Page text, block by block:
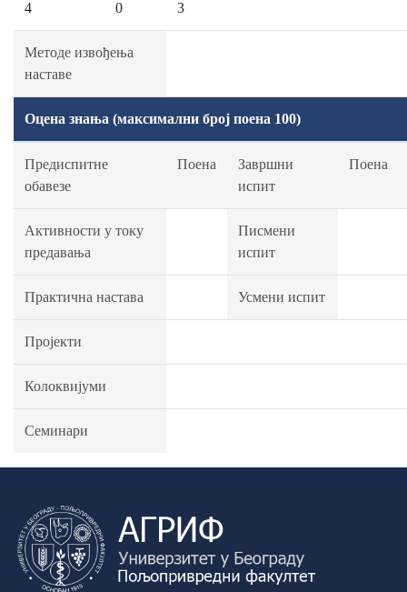
4 0 3
Методе извођења
наставе
Оцена знања (максимални број поена 100)
Предиспитне
обавезе
Поена
Завршни
испит
Поена
Активности у току
предавања
Писмени
испит
Практична настава Усмени испит
Пројекти
Колоквијуми
Семинари